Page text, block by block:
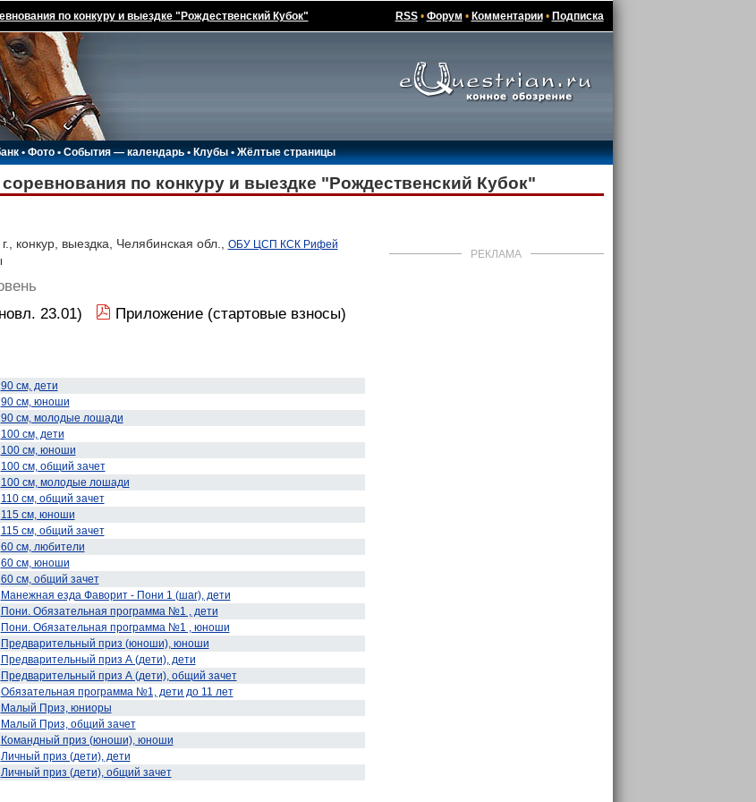
по конкуру и выездке "Рождественский Кубок" RSS• Форум • Комментарии• Подписка
•Фото•События — календарь•Клубы •Жёлтые страницы
по конкуру и выездке "Рождественский Кубок"
РЕКЛАМА
конкур, выездка, Челябинская обл., ОБУ ЦСП КСК Рифей
23.01)
Приложение (стартовые взносы)
90 см, дети
90 см, юноши
90 см, молодые лошади
100 см, дети
100 см, юноши
100 см, общий зачет
100 см, молодые лошади
110 см, общий зачет
115 см, юноши
115 см, общий зачет
60 см, любители
60 см, юноши
60 см, общий зачет
Манежная езда Фаворит - Пони 1 (шаг), дети
Пони. Обязательная программа №1 , дети
Пони. Обязательная программа №1 , юноши
Предварительный приз (юноши), юноши
Предварительный приз А (дети), дети
Предварительный приз А (дети), общий зачет
Обязательная программа №1, дети до 11 лет
Малый Приз, юниоры
Малый Приз, общий зачет
Командный приз (юноши), юноши
Личный приз (дети), дети
Личный приз (дети), общий зачет